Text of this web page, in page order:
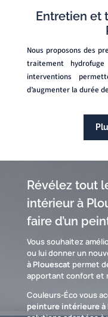
Entretien et
Nous proposons des
traitement
interventions
d’augmenter la durée
Révélez tout
intérieur à
faire d’un
Vous souhaitez
ou lui donner un
à Plouescat permet
apportant confort et
Couleurs-Éco vous
peinture intérieure à